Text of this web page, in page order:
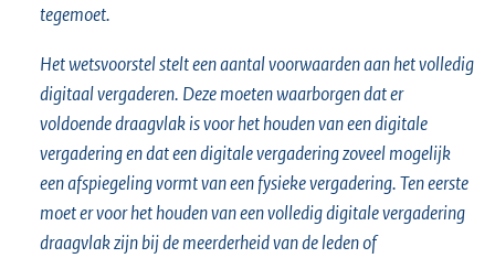
tegemoet.
Het wetsvoorstel stelt een aantal voorwaarden aan het volledig
digitaal vergaderen. Deze moeten waarborgen dat er
voldoende draagvlak is voor het houden van een digitale
vergadering en dat een digitale vergadering zoveel mogelijk
een afspiegeling vormt van een fysieke vergadering. Ten eerste
moet er voor het houden van een volledig digitale vergadering
draagvlak zijn bij de meerderheid van de leden of